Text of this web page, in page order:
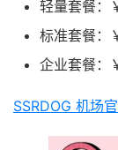
轻量套餐：
标准套餐：
企业套餐：
SSRDOG 机场